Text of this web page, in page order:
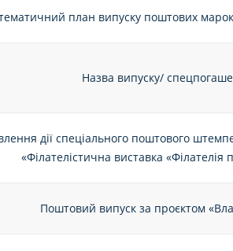
план випуску поштових
Назва випуску/
дії спеціального поштового
«Філателістична виставка «Філателія
Поштовий випуск за проєктом